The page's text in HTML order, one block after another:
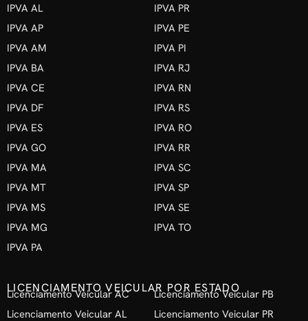
IPVA AL
IPVA AP
IPVA AM
IPVA BA
IPVA CE
IPVA DF
IPVA ES
IPVA GO
IPVA MA
IPVA MT
IPVA MS
IPVA MG
IPVA PA
IPVA PR
IPVA PE
IPVA PI
IPVA RJ
IPVA RN
IPVA RS
IPVA RO
IPVA RR
IPVA SC
IPVA SP
IPVA SE
IPVA TO
LICENCIAMENTO VEICULAR POR ESTADO
Licenciamento Veicular AC
Licenciamento Veicular AL
Licenciamento Veicular PB
Licenciamento Veicular PR